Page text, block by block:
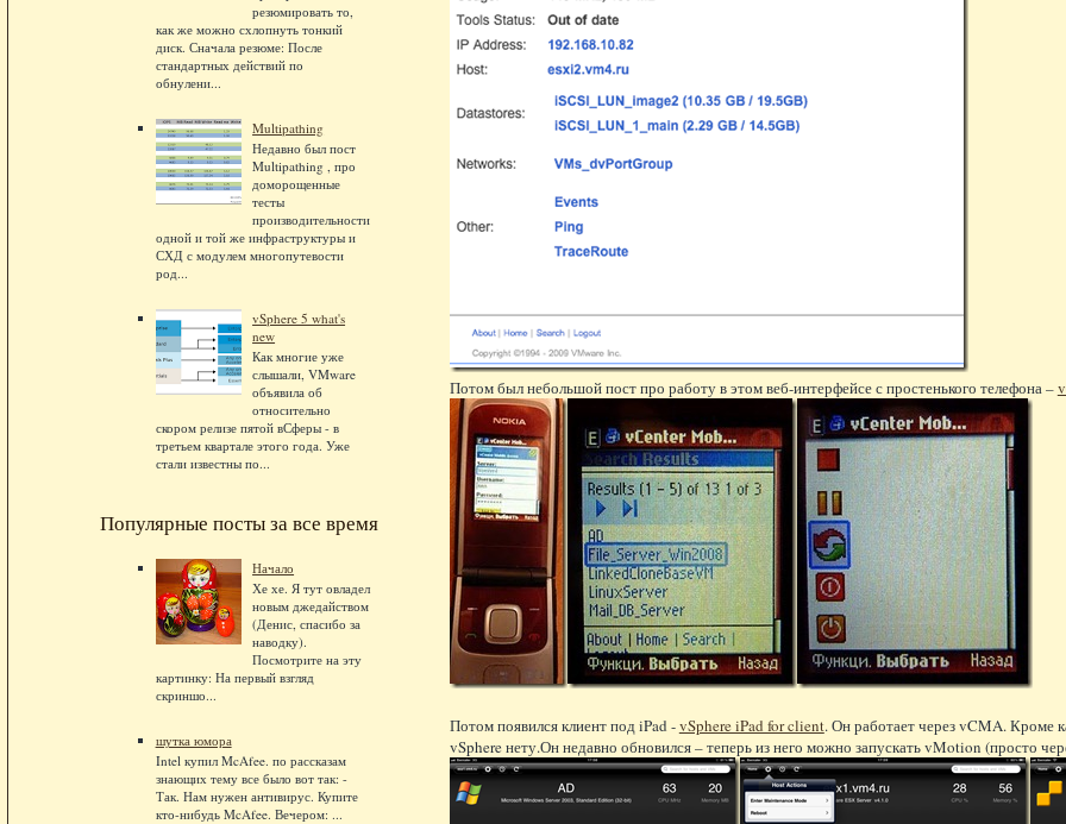
резюмировать то,
как же можно схлопнуть тонкий
диск. Сначала резюме: После
стандартных действий по
обнулени...
Multipathing
Недавно был пост
Multipathing , про
доморощенные
тесты
производительности
одной и той же инфраструктуры и
СХД с модулем многопутевости
род...
vSphere 5 what's
new
Как многие уже
слышали, VMware
объявила об
относительно
скором релизе пятой вСферы - в
третьем квартале этого года. Уже
стали известны по...
Популярные посты за все время
Начало
Хе хе. Я тут овладел
новым джедайством
(Денис, спасибо за
наводку).
Посмотрите на эту
картинку: На первый взгляд
скриншо...
шутка юмора
Intel купил McAfee. по рассказам
знающих тему все было вот так: -
Так. Нам нужен антивирус. Купите
кто-нибудь McAfee. Вечером: ...
Потом был небольшой пост про работу в этом веб-интерфейсе с простенького телефона –
Потом появился клиент под iPad -vSphere iPad for client. Он работает через vCMA. Кроме
vSphere нету.Он недавно обновился – теперь из него можно запускать vMotion (просто